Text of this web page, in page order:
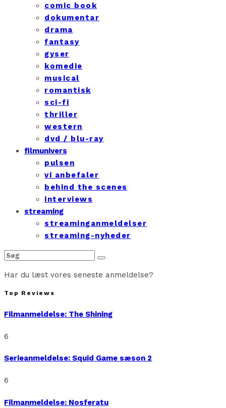
comic book
dokumentar
drama
fantasy
gyser
komedie
musical
romantisk
sci-fi
thriller
western
dvd / blu-ray
filmunivers
pulsen
vi anbefaler
behind the scenes
interviews
streaming
streaminganmeldelser
streaming-nyheder
Har du læst vores seneste anmeldelse?
Top Reviews
Filmanmeldelse: The Shining
6
Serieanmeldelse: Squid Game sæson 2
6
Filmanmeldelse: Nosferatu